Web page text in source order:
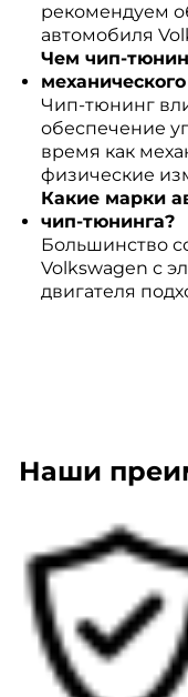
рекомендуем
автомобиля
Чем чип-
Чип-тюнинг
обеспечение
время как
физические
Какие марки
чип-тюнинга?
Большинство
Volkswagen с
двигателя
Наши